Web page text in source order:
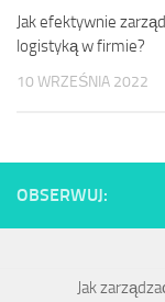
Jak efektywnie
logistyką w firmie?
10 WRZEŚNIA 2022
OBSERWUJ:
Jak